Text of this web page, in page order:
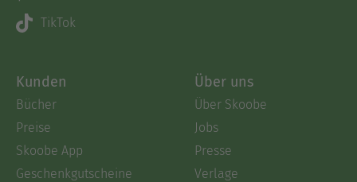
TikTok
Kunden
Bücher
Preise
Skoobe App
Geschenkgutscheine
Über uns
Über Skoobe
Jobs
Presse
Verlage